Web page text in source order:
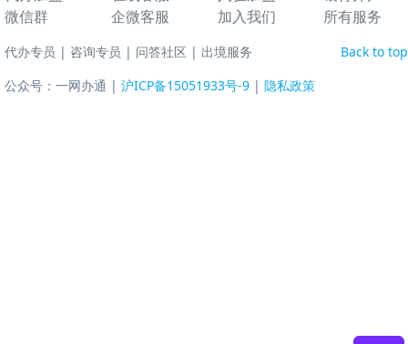
微信群
企微客服
加入我们
所有服务
Back to top
代办专员 | 咨询专员 | 问答社区 | 出境服务
公众号：一网办通 | 沪ICP备15051933号-9 | 隐私政策